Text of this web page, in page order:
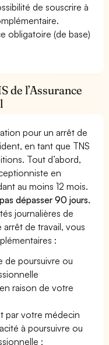
de souscrire à
obligatoire (de base)
de l’Assurance
pour un arrêt de
en tant que TNS
Tout d’abord,
en
au moins 12 mois.
dépasser 90 jours.
journalières de
de travail, vous
:
de poursuivre ou
raison de votre
par votre médecin
à poursuivre ou
;